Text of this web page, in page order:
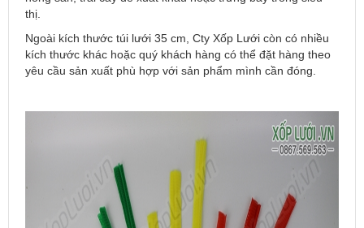
thị.
Ngoài kích thước túi lưới 35 cm, Cty Xốp Lưới còn có nhiều
kích thước khác hoặc quý khách hàng có thể đặt hàng theo
yêu cầu sản xuất phù hợp với sản phẩm mình cần đóng.